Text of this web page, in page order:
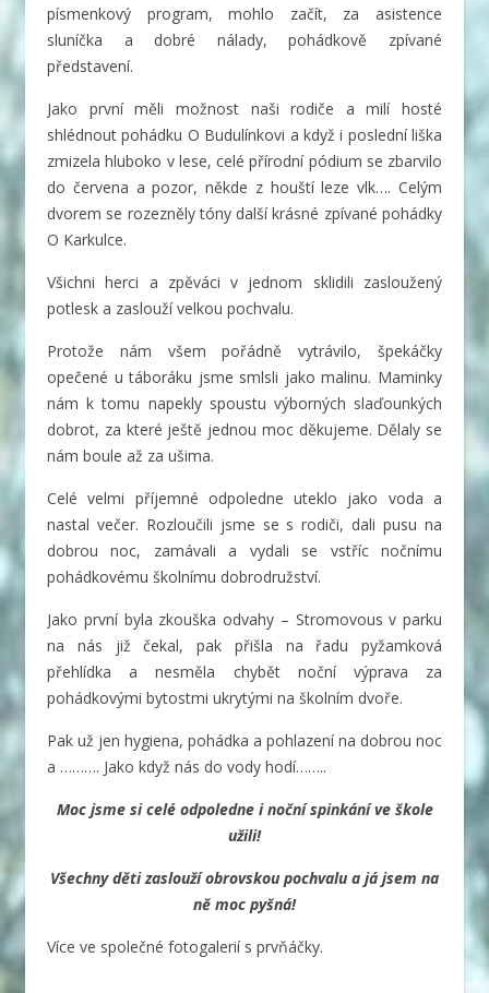
písmenkový program, mohlo začít, za asistence
sluníčka a dobré nálady, pohádkově zpívané
představení.
Jako první měli možnost naši rodiče a milí hosté
shlédnout pohádku O Budulínkovi a když i poslední liška
zmizela hluboko v lese, celé přírodní pódium se zbarvilo
do červena a pozor, někde z houští leze vlk…. Celým
dvorem se rozezněly tóny další krásné zpívané pohádky
O Karkulce.
Všichni herci a zpěváci v jednom sklidili zasloužený
potlesk a zaslouží velkou pochvalu.
Protože nám všem pořádně vytrávilo, špekáčky
opečené u táboráku jsme smlsli jako malinu. Maminky
nám k tomu napekly spoustu výborných slaďounkých
dobrot, za které ještě jednou moc děkujeme. Dělaly se
nám boule až za ušima.
Celé velmi příjemné odpoledne uteklo jako voda a
nastal večer. Rozloučili jsme se s rodiči, dali pusu na
dobrou noc, zamávali a vydali se vstříc nočnímu
pohádkovému školnímu dobrodružství.
Jako první byla zkouška odvahy – Stromovous v parku
na nás již čekal, pak přišla na řadu pyžamková
přehlídka a nesměla chybět noční výprava za
pohádkovými bytostmi ukrytými na školním dvoře.
Pak už jen hygiena, pohádka a pohlazení na dobrou noc
a ………. Jako když nás do vody hodí……..
Moc jsme si celé odpoledne i noční spinkání ve škole
užili!
Všechny děti zaslouží obrovskou pochvalu a já jsem na
ně moc pyšná!
Více ve společné fotogalerií s prvňáčky.